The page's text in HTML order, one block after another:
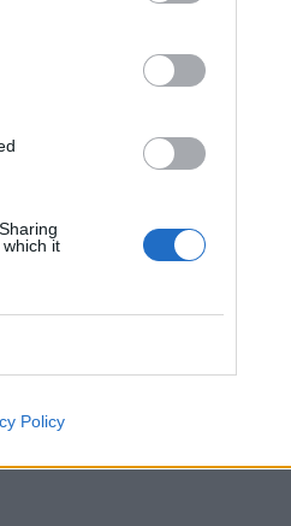
it
Policy
ολοκαίνουριο και σύγχρονο